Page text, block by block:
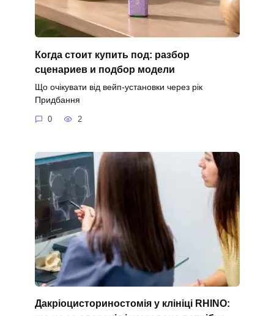
Когда стоит купить под: разбор
сценариев и подбор модели
Що очікувати від вейп-установки через рік
Придбання
0 2
Дакріоцисториностомія у клініці RHINO: